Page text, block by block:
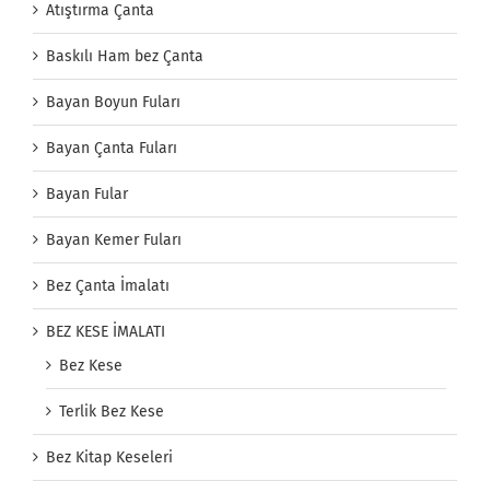
Atıştırma Çanta
Baskılı Ham bez Çanta
Bayan Boyun Fuları
Bayan Çanta Fuları
Bayan Fular
Bayan Kemer Fuları
Bez Çanta İmalatı
BEZ KESE İMALATI
Bez Kese
Terlik Bez Kese
Bez Kitap Keseleri